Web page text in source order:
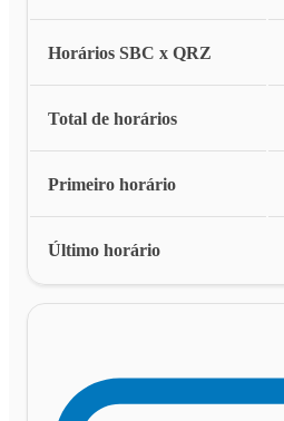
Horários SBC x QRZ
Total de horários
Primeiro horário
Último horário